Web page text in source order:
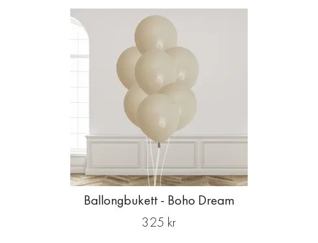
Ballongbukett - Boho Dream
325 kr